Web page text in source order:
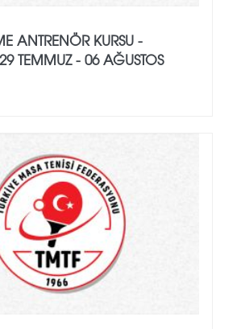
ANTRENÖR KURSU -
TEMMUZ - 06 AĞUSTOS